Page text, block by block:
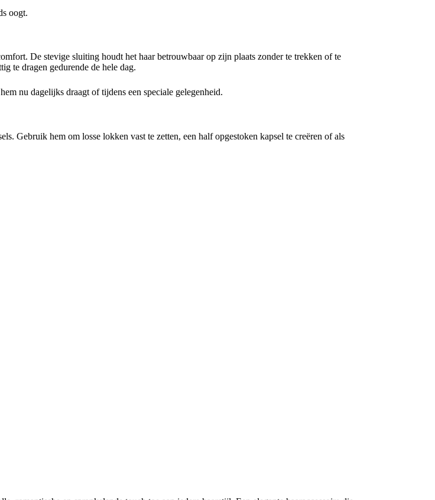
oogt.
De stevige sluiting houdt het haar betrouwbaar op zijn plaats zonder te trekken of te
te dragen gedurende de hele dag.
nu dagelijks draagt of tijdens een speciale gelegenheid.
Gebruik hem om losse lokken vast te zetten, een half opgestoken kapsel te creëren of als